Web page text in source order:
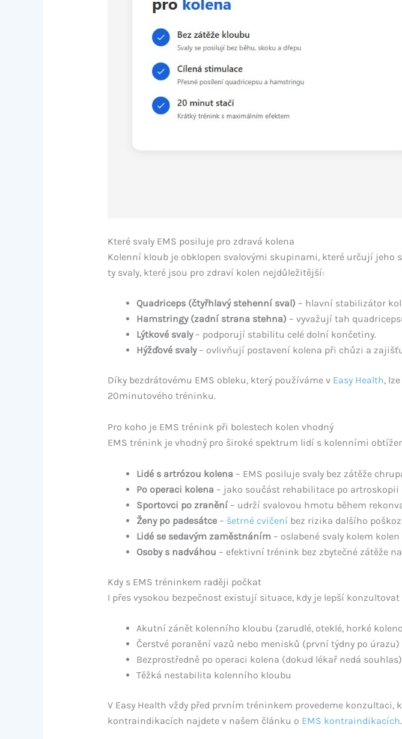
Které svaly EMS posiluje pro zdravá kolena
Kolenní kloub je obklopen svalovými skupinami, které určují
ty svaly, které jsou pro zdraví kolen nejdůležitější:
Quadriceps (čtyřhlavý stehenní sval) – hlavní stabilizátor
Hamstringy (zadní strana stehna) – vyvažují tah
Lýtkové svaly– podporují stabilitu celé dolní končetiny.
Hýžďové svaly– ovlivňují postavení kolena při chůzi a
Díky bezdrátovému EMS obleku, který používáme v Easy Health,
20minutového tréninku.
Pro koho je EMS trénink při bolestech kolen vhodný
EMS trénink je vhodný pro široké spektrum lidí s kolenními
Lidé s artrózou kolena – EMS posiluje svaly bez zátěže
Po operaci kolena – jako součást rehabilitace po
Sportovci po zranění– udrží svalovou hmotu během
Ženy po padesátce– šetrné cvičeníbez rizika dalšího
Lidé se sedavým zaměstnáním– oslabené svaly kolem
Osoby s nadváhou – efektivní trénink bez zbytečné zátěže
Kdy s EMS tréninkem raději počkat
I přes vysokou bezpečnost existují situace, kdy je lepší
Akutní zánět kolenního kloubu (zarudlé, oteklé, horké
Čerstvé poranění vazů nebo menisků (první týdny po úrazu)
Bezprostředně po operaci kolena (dokud lékař nedá souhlas)
Těžká nestabilita kolenního kloubu
V Easy Health vždy před prvním tréninkem provedeme
kontraindikacích najdete v našem článku o EMS kontraindikacích.